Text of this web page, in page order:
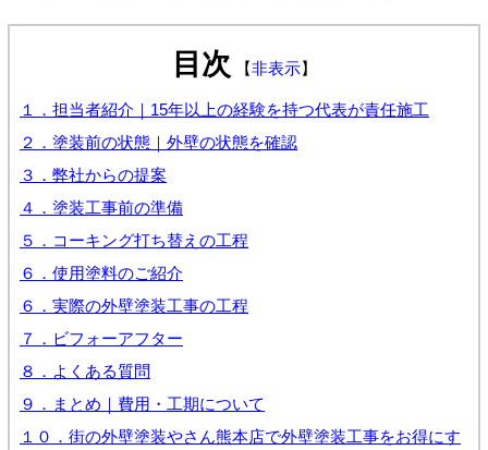
目次 【非表示】
１．担当者紹介｜15年以上の経験を持つ代表が責任施工
２．塗装前の状態｜外壁の状態を確認
３．弊社からの提案
４．塗装工事前の準備
５．コーキング打ち替えの工程
６．使用塗料のご紹介
６．実際の外壁塗装工事の工程
７．ビフォーアフター
８．よくある質問
９．まとめ｜費用・工期について
１０．街の外壁塗装やさん熊本店で外壁塗装工事をお得にす